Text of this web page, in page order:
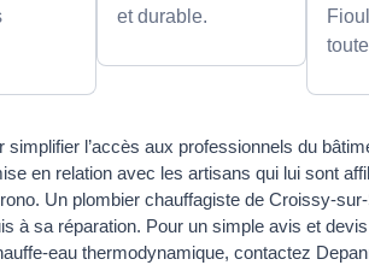
et durable.
l’accès aux professionnels du
en relation avec les artisans qui lui sont
Un plombier chauffagiste de Croissy-
à sa réparation. Pour un simple avis et devis
eau thermodynamique, contactez